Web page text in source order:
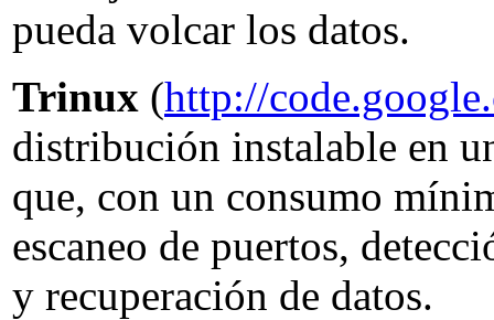
pueda volcar los datos.
Trinux (http://
distribución instalable en
que, con un consumo
escaneo de puertos,
y recuperación de datos.